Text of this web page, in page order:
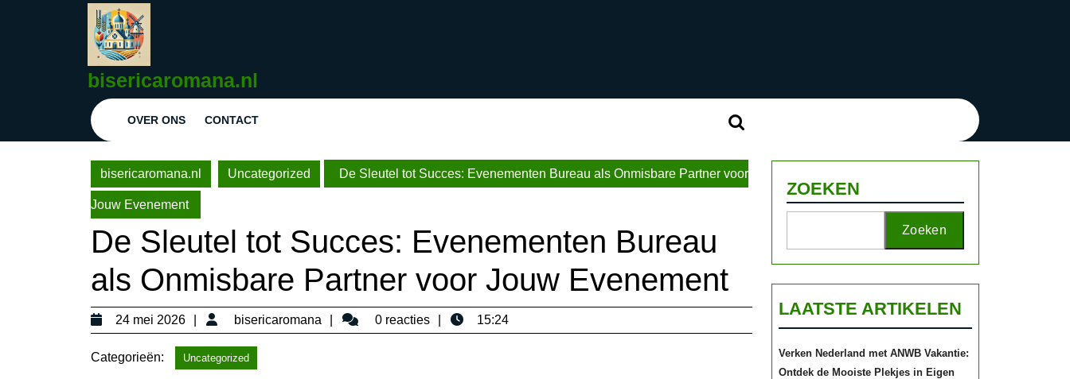
bisericaromana.nl
OVER ONS CONTACT
Zoek
bisericaromana.nl
Uncategorized De Sleutel tot Succes: Evenementen Bureau als Onmisbare Partner voor
Jouw Evenement
De Sleutel tot Succes: Evenementen Bureau
als Onmisbare Partner voor Jouw Evenement
24 mei 2026
24
mei
2026
bisericaromana bisericaromana
0 reacties 15:24
Categorieën: Uncategorized
ZOEKEN
Zoeken
LAATSTE ARTIKELEN
Verken Nederland met ANWB Vakantie:
Ontdek de Mooiste Plekjes in Eigen